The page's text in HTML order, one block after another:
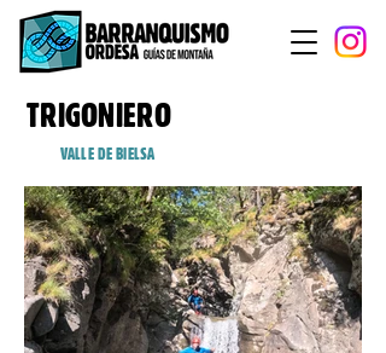
TRIGONIERO
VALLE DE BIELSA